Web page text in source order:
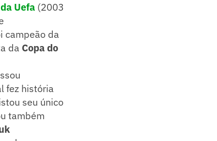
Uefa (2003
campeão da
da Copa do
fez história
seu único
também